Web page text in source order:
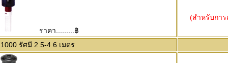
ราคา.........฿
(สำหรับกา
รัศมี 2.5-4.6 เมตร